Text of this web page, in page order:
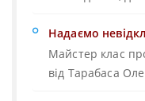
Надаємо
Майстер клас
від Тарабаса